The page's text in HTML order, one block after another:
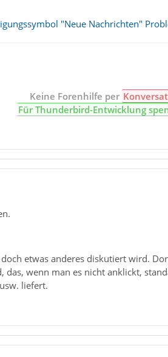
"Neue Nachrichten"
Keine Forenhilfe per
Für Thunderbird-Entwicklung
etwas anderes diskutiert wird.
das, wenn man es nicht anklickt,
liefert.